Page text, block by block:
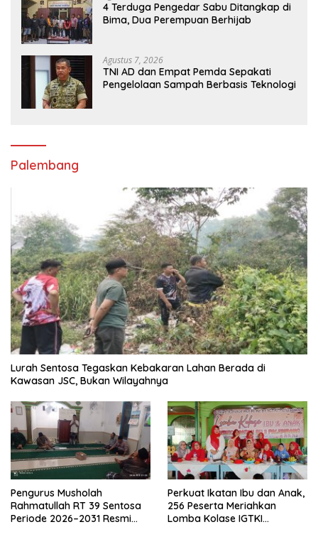
4 Terduga Pengedar Sabu Ditangkap di
Bima, Dua Perempuan Berhijab
Agustus 7, 2026
TNI AD dan Empat Pemda Sepakati
Pengelolaan Sampah Berbasis Teknologi
Palembang
Lurah Sentosa Tegaskan Kebakaran Lahan Berada di
Kawasan JSC, Bukan Wilayahnya
Pengurus Musholah
Rahmatullah RT 39 Sentosa
Periode 2026–2031 Resmi
Perkuat Ikatan Ibu dan Anak,
256 Peserta Meriahkan
Lomba Kolase IGTKI